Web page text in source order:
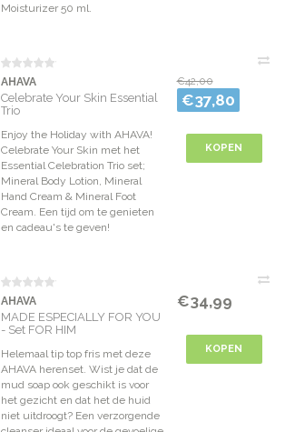
Moisturizer 50 ml.
AHAVA
Celebrate Your Skin Essential
Trio
Enjoy the Holiday with AHAVA!
Celebrate Your Skin met het
Essential Celebration Trio set;
Mineral Body Lotion, Mineral
Hand Cream & Mineral Foot
Cream. Een tijd om te genieten
en cadeau's te geven!
€42,00
€37,80
KOPEN
AHAVA
MADE ESPECIALLY FOR YOU
- Set FOR HIM
Helemaal tip top fris met deze
AHAVA herenset. Wist je dat de
mud soap ook geschikt is voor
het gezicht en dat het de huid
niet uitdroogt? Een verzorgende
€34,99
KOPEN